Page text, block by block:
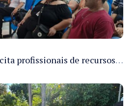
Manausprev capacita profissionais de recursos humanos para agilizar concessão de aposentadorias no município